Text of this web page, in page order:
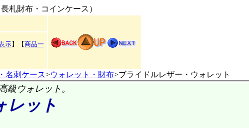
札財布・コインケース）
示】 【商品一
名刺ケース>ウォレット・財布>ブライドルレザー・ウォレット
級ウォレット。
レット